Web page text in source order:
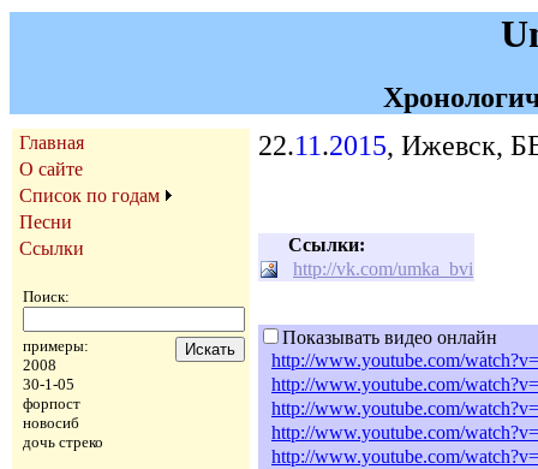
Главная
О сайте
Список по годам
Песни
Ссылки
Поиск:
примеры:
2008
30-1-05
форпост
новосиб
дочь стреко
22.11.2015, Ижевск,
Ссылки:
http://vk.com/umka_bvi
Показывать видео онлайн
http://www.youtube.com/
http://www.youtube.com/
http://www.youtube.com/
http://www.youtube.com/
http://www.youtube.com/